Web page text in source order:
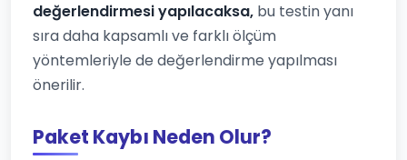
değerlendirmesi yapılacaksa, bu testin yanı
sıra daha kapsamlı ve farklı ölçüm
yöntemleriyle de değerlendirme yapılması
önerilir.
Paket Kaybı Neden Olur?